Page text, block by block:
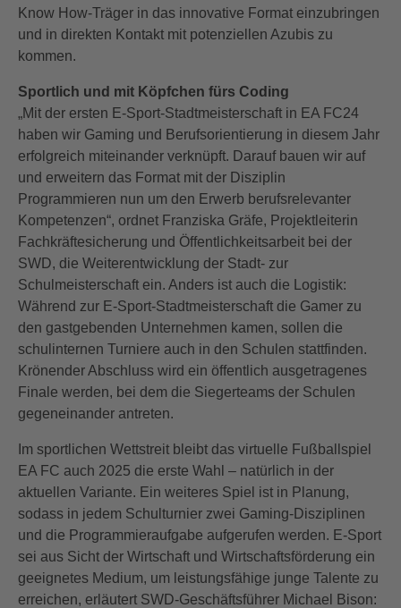
Know How-Träger in das innovative Format einzubringen
und in direkten Kontakt mit potenziellen Azubis zu
kommen.
Sportlich und mit Köpfchen fürs Coding
„Mit der ersten E-Sport-Stadtmeisterschaft in EA FC24
haben wir Gaming und Berufsorientierung in diesem Jahr
erfolgreich miteinander verknüpft. Darauf bauen wir auf
und erweitern das Format mit der Disziplin
Programmieren nun um den Erwerb berufsrelevanter
Kompetenzen“, ordnet Franziska Gräfe, Projektleiterin
Fachkräftesicherung und Öffentlichkeitsarbeit bei der
SWD, die Weiterentwicklung der Stadt- zur
Schulmeisterschaft ein. Anders ist auch die Logistik:
Während zur E-Sport-Stadtmeisterschaft die Gamer zu
den gastgebenden Unternehmen kamen, sollen die
schulinternen Turniere auch in den Schulen stattfinden.
Krönender Abschluss wird ein öffentlich ausgetragenes
Finale werden, bei dem die Siegerteams der Schulen
gegeneinander antreten.
Im sportlichen Wettstreit bleibt das virtuelle Fußballspiel
EA FC auch 2025 die erste Wahl – natürlich in der
aktuellen Variante. Ein weiteres Spiel ist in Planung,
sodass in jedem Schulturnier zwei Gaming-Disziplinen
und die Programmieraufgabe aufgerufen werden. E-Sport
sei aus Sicht der Wirtschaft und Wirtschaftsförderung ein
geeignetes Medium, um leistungsfähige junge Talente zu
erreichen, erläutert SWD-Geschäftsführer Michael Bison: